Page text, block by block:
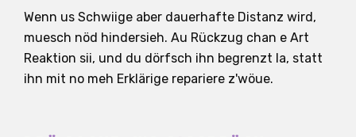
Wenn us Schwiige aber dauerhafte Distanz wird,
muesch nöd hindersieh. Au Rückzug chan e Art
Reaktion sii, und du dörfsch ihn begrenzt la, statt
ihn mit no meh Erklärige repariere z'wöue.